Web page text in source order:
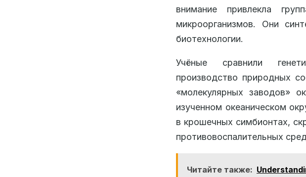
внимание привлекла
микроорганизмов. Они
биотехнологии.
Учёные сравнили
производство природных
«молекулярных заводов»
изученном океаническом
в крошечных симбионтах,
противовоспалительных
Читайте также: